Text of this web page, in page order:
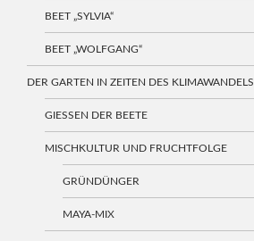
BEET „SYLVIA“
BEET „WOLFGANG“
DER GARTEN IN ZEITEN DES KLIMAWANDELS
GIESSEN DER BEETE
MISCHKULTUR UND FRUCHTFOLGE
GRÜNDÜNGER
MAYA-MIX